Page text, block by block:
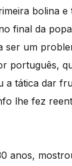
bolina e
final da
ser um
português,
a tática dar
lhe fez
anos,